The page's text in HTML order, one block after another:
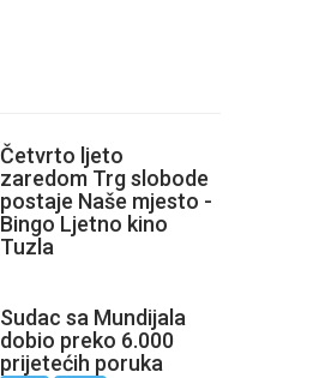
Četvrto ljeto
zaredom Trg slobode
postaje Naše mjesto -
Bingo Ljetno kino
Tuzla
Sudac sa Mundijala
dobio preko 6.000
prijetećih poruka